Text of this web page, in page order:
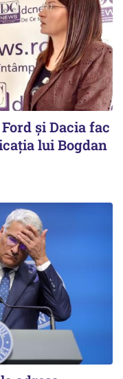
și Dacia fac
lui Bogdan